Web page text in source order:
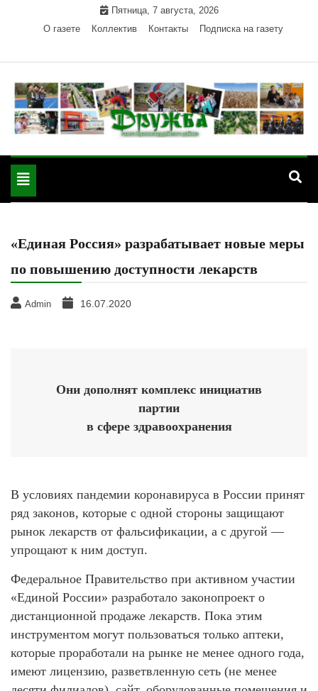
Пятница, 7 августа, 2026
О газете
Коллектив Контакты Подписка на газету
"Дружба" — газета
Красногвардейского района Республики Адыгея
Toggle
navigation
«Единая Россия» разрабатывает новые меры
по повышению доступности лекарств
Admin 16.07.2020
Они дополнят комплекс инициатив
партии
в сфере здравоохранения
В условиях пандемии коронавируса в России принят
ряд законов, которые с одной стороны защищают
рынок лекарств от фальсификации, а с другой —
упрощают к ним доступ.
Федеральное Правительство при активном участии
«Единой России» разработало законопроект о
дистанционной продаже лекарств. Пока этим
инструментом могут пользоваться только аптеки,
которые проработали на рынке не менее одного года,
имеют лицензию, разветвленную сеть (не менее